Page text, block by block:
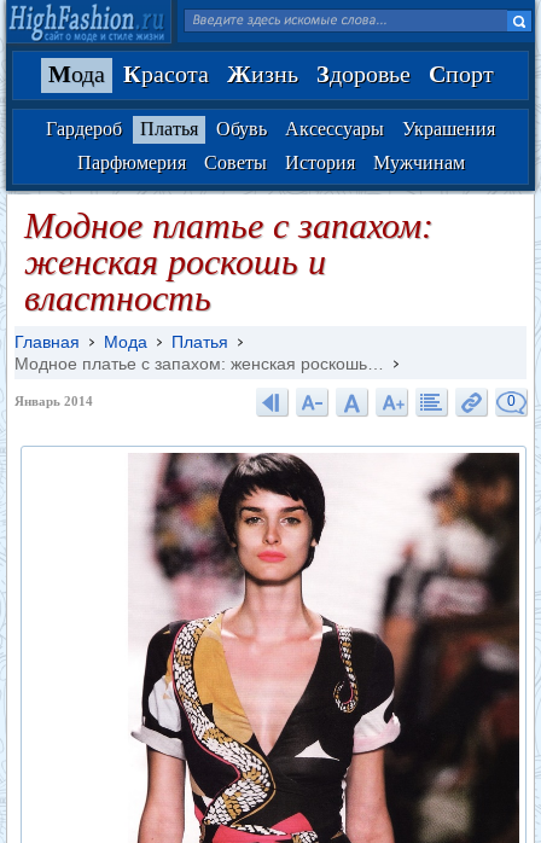
Мода Красота Жизнь Здоровье Спорт
Гардероб Платья Обувь Аксессуары
Украшения
Парфюмерия
Советы История Мужчинам
Модное платье с запахом:
женская роскошь и
властность
Главная Мода
Платья
Модное платье с запахом: женская роскошь…
Январь 2014 0